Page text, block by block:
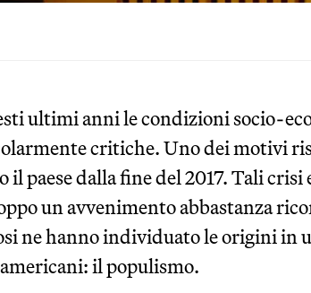
ultimi anni le condizioni socio-
critiche. Uno dei motivi
il paese dalla fine del 2017. Tali
un avvenimento abbastanza
ne hanno individuato le origini in
il populismo.